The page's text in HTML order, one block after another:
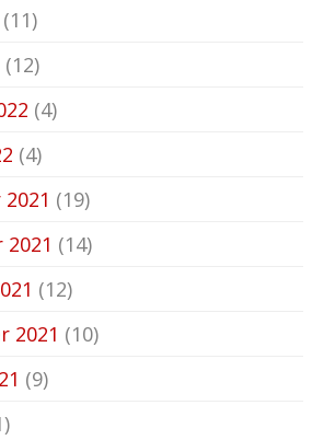
(11)
(12)
(4)
(4)
(19)
(14)
(12)
2021 (10)
(9)